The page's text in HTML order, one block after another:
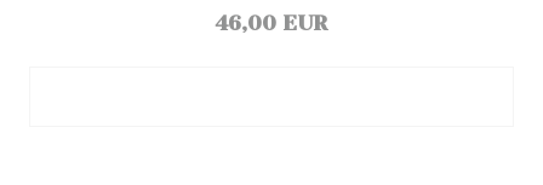
46,00 EUR